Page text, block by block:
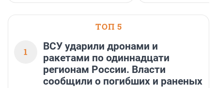
ТОП 5
1
ВСУ ударили дронами и
ракетами по одиннадцати
регионам России. Власти
сообщили о погибших и раненых